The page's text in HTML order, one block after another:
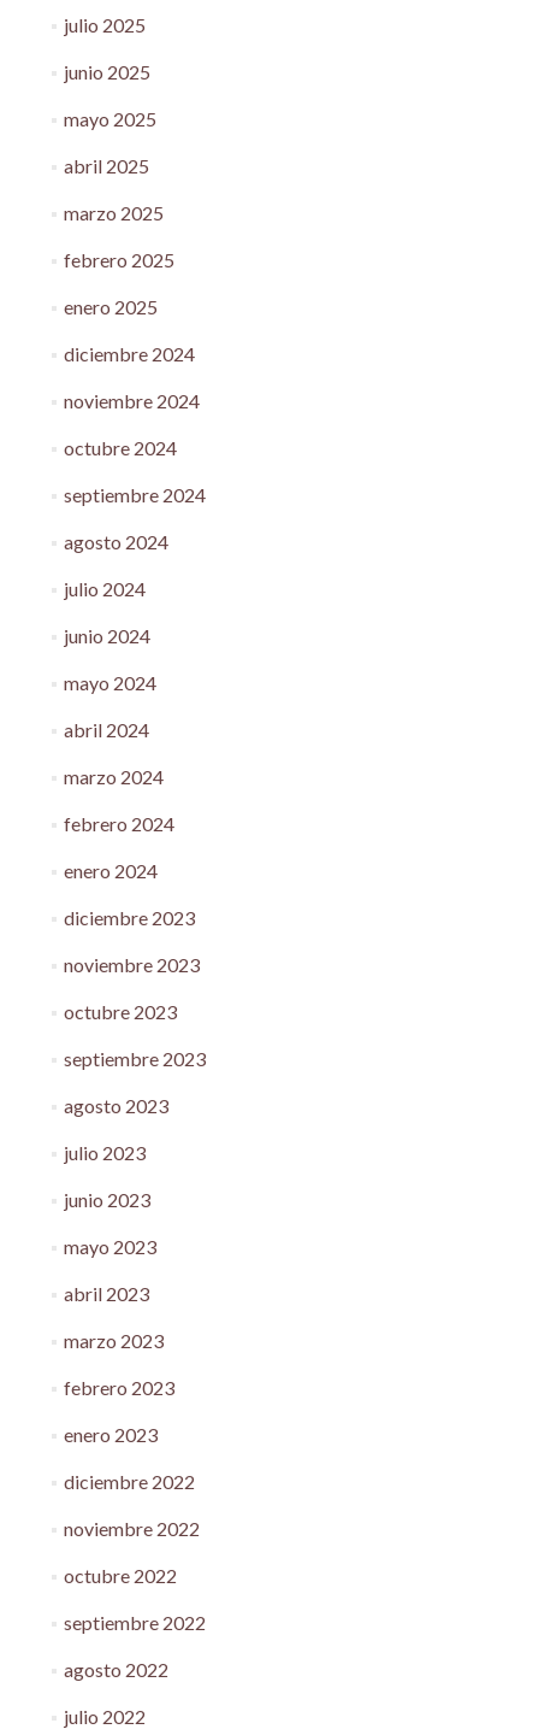
julio 2025
junio 2025
mayo 2025
abril 2025
marzo 2025
febrero 2025
enero 2025
diciembre 2024
noviembre 2024
octubre 2024
septiembre 2024
agosto 2024
julio 2024
junio 2024
mayo 2024
abril 2024
marzo 2024
febrero 2024
enero 2024
diciembre 2023
noviembre 2023
octubre 2023
septiembre 2023
agosto 2023
julio 2023
junio 2023
mayo 2023
abril 2023
marzo 2023
febrero 2023
enero 2023
diciembre 2022
noviembre 2022
octubre 2022
septiembre 2022
agosto 2022
julio 2022